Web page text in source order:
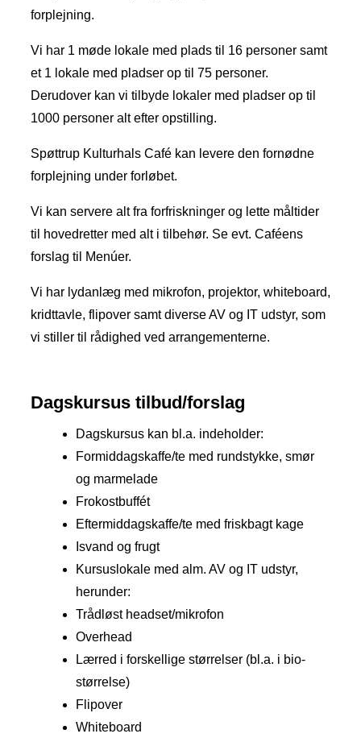
forplejning.
Vi har 1 møde lokale med plads til 16 personer samt
et 1 lokale med pladser op til 75 personer.
Derudover kan vi tilbyde lokaler med pladser op til
1000 personer alt efter opstilling.
Spøttrup Kulturhals Café kan levere den fornødne
forplejning under forløbet.
Vi kan servere alt fra forfriskninger og lette måltider
til hovedretter med alt i tilbehør. Se evt. Caféens
forslag til Menúer.
Vi har lydanlæg med mikrofon, projektor, whiteboard,
kridttavle, flipover samt diverse AV og IT udstyr, som
vi stiller til rådighed ved arrangementerne.
​Dagskursus tilbud/forslag
Dagskursus kan bl.a. indeholder:
Formiddagskaffe/te med rundstykke, smør
og marmelade
Frokostbuffét
Eftermiddagskaffe/te med friskbagt kage
Isvand og frugt
Kursuslokale med alm. AV og IT udstyr,
herunder:
Trådløst headset/mikrofon
Overhead
Lærred i forskellige størrelser (bl.a. i bio-
størrelse)
Flipover
Whiteboard